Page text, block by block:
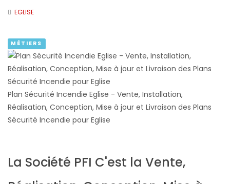
EGLISE
MÉTIERS
Plan Sécurité Incendie Eglise - Vente, Installation,
Réalisation, Conception, Mise à jour et Livraison des Plans
Sécurité Incendie pour Eglise
La Société PFI C'est la Vente,